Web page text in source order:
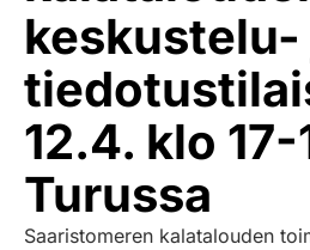
keskustelu-
12.4. klo 17-
Turussa
Saaristomeren kalatalouden